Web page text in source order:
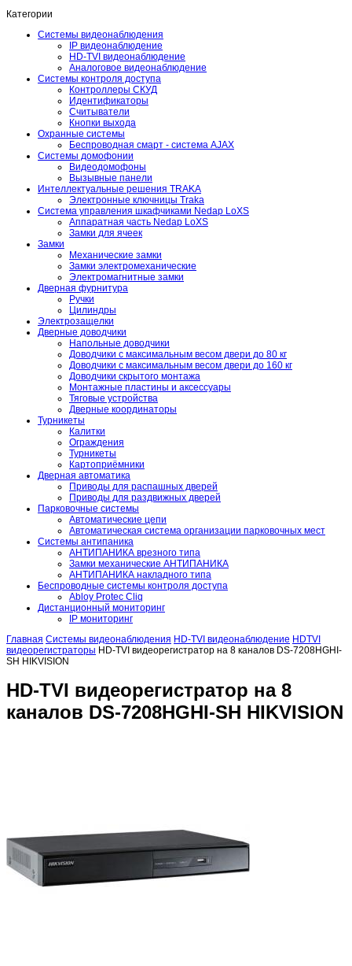
Категории
Системы видеонаблюдения
IP видеонаблюдение
HD-TVI видеонаблюдение
Аналоговое видеонаблюдение
Системы контроля доступа
Контроллеры СКУД
Идентификаторы
Считыватели
Кнопки выхода
Охранные системы
Беспроводная смарт - система AJAX
Системы домофонии
Видеодомофоны
Вызывные панели
Интеллектуальные решения TRAKA
Электронные ключницы Traka
Система управления шкафчиками Nedap LoXS
Аппаратная часть Nedap LoXS
Замки для ячеек
Замки
Механические замки
Замки электромеханические
Электромагнитные замки
Дверная фурнитура
Ручки
Цилиндры
Электрозащелки
Дверные доводчики
Напольные доводчики
Доводчики с максимальным весом двери до 80 кг
Доводчики с максимальным весом двери до 160 кг
Доводчики скрытого монтажа
Монтажные пластины и аксессуары
Тяговые устройства
Дверные координаторы
Турникеты
Калитки
Ограждения
Турникеты
Картоприёмники
Дверная автоматика
Приводы для распашных дверей
Приводы для раздвижных дверей
Парковочные системы
Автоматические цепи
Автоматическая система организации парковочных мест
Системы антипаника
АНТИПАНИКА врезного типа
Замки механические АНТИПАНИКА
АНТИПАНИКА накладного типа
Беспроводные системы контроля доступа
Abloy Protec Cliq
Дистанционный мониторинг
IP мониторинг
Главная Системы видеонаблюдения HD-TVI видеонаблюдение HDTVI
видеорегистраторы HD-TVI видеорегистратор на 8 каналов DS-7208HGHI-
SH HIKVISION
HD-TVI видеорегистратор на 8
каналов DS-7208HGHI-SH HIKVISION